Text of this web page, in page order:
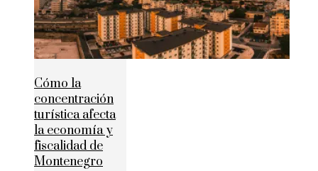
Cómo la
concentración
turística afecta
la economía y
fiscalidad de
Montenegro